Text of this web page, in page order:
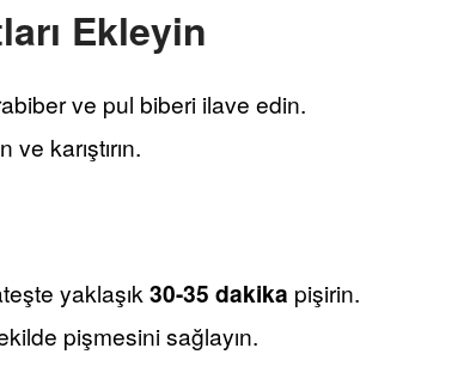
Ekleyin
ve pul biberi ilave edin.
karıştırın.
yaklaşık 30-35 dakika pişirin.
pişmesini sağlayın.